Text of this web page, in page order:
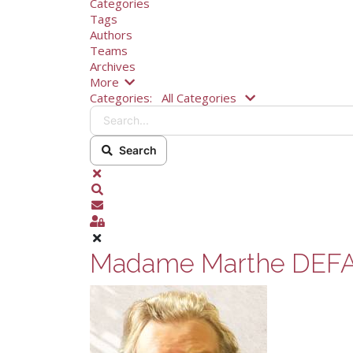
Categories
Tags
Authors
Teams
Archives
More
Categories:
All Categories
Search
Sign In
Madame Marthe